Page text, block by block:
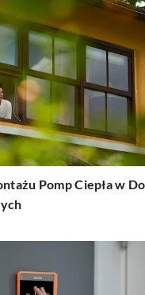
Pomp Ciepła w